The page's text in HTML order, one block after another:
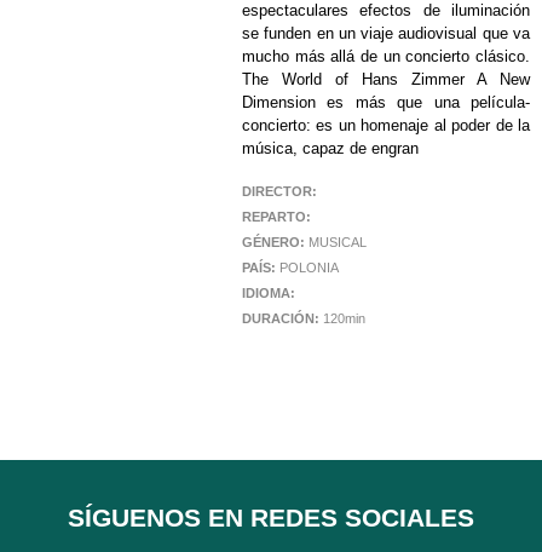
espectaculares efectos de iluminación
se funden en un viaje audiovisual que va
mucho más allá de un concierto clásico.
The World of Hans Zimmer A New
Dimension es más que una película-
concierto: es un homenaje al poder de la
música, capaz de engran
DIRECTOR:
REPARTO:
GÉNERO: MUSICAL
PAÍS: POLONIA
IDIOMA:
DURACIÓN: 120min
SÍGUENOS EN REDES SOCIALES